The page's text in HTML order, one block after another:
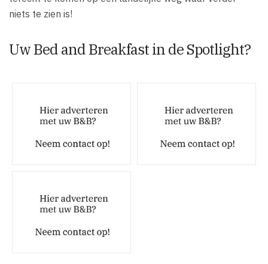
niets te zien is!
Uw Bed and Breakfast in de Spotlight?